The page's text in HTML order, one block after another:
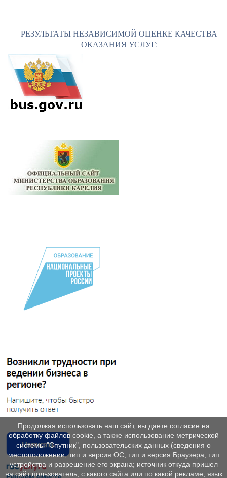
РЕЗУЛЬТАТЫ НЕЗАВИСИМОЙ ОЦЕНКЕ КАЧЕСТВА
ОКАЗАНИЯ УСЛУГ:
Продолжая использовать наш сайт, вы даете согласие на
обработку файлов cookie, а также использование метрической
системы "Спутник", пользовательских данных (сведения о
местоположении; тип и версия ОС; тип и версия Браузера; тип
устройства и разрешение его экрана; источник откуда пришел
на сайт пользователь; с какого сайта или по какой рекламе; язык